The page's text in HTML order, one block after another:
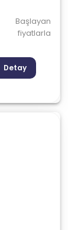
Başlayan
fiyatlarla
Detay